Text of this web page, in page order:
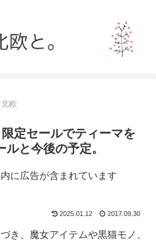
欧
限定セールでティーマを
と今後の予定。
に広告が含まれています
2025.01.12 2017.09.30
き、魔女アイテムや黒猫モノ、